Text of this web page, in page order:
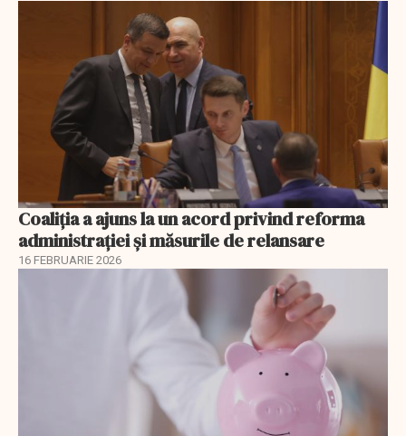
Coaliția a ajuns la un acord privind reforma
administrației și măsurile de relansare
16 FEBRUARIE 2026